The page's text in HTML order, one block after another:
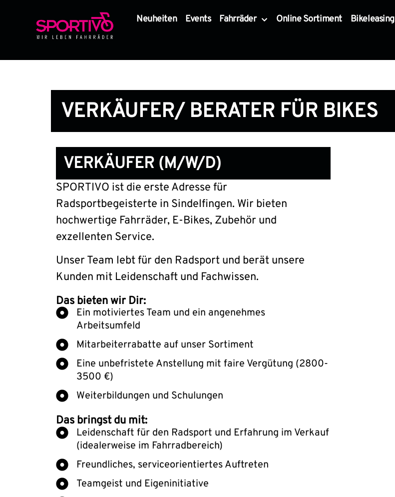
Neuheiten Events Fahrräder Online Sortiment Bikeleasing
VERKÄUFER/ BERATER FÜR BIKES
VERKÄUFER (M/W/D)
SPORTIVO ist die erste Adresse für
Radsportbegeisterte in Sindelfingen. Wir bieten
hochwertige Fahrräder, E-Bikes, Zubehör und
exzellenten Service.
Unser Team lebt für den Radsport und berät unsere
Kunden mit Leidenschaft und Fachwissen.
Das bieten wir Dir:
Ein motiviertes Team und ein angenehmes
Arbeitsumfeld
Mitarbeiterrabatte auf unser Sortiment
Eine unbefristete Anstellung mit faire Vergütung (2800-
3500 €)
Weiterbildungen und Schulungen
Das bringst du mit:
Leidenschaft für den Radsport und Erfahrung im Verkauf
(idealerweise im Fahrradbereich)
Freundliches, serviceorientiertes Auftreten
Teamgeist und Eigeninitiative